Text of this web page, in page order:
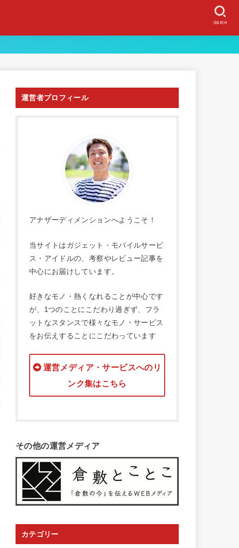
SEARCH
運営者プロフィール
アナザーディメンションへようこそ！
当サイトはガジェット・モバイルサービ
ス・アイドルの、考察やレビュー記事を
中心にお届けしています。
好きなモノ・熱くなれることが中心です
が、1つのことにこだわり過ぎず、フラ
ットなスタンスで様々なモノ・サービス
をお伝えすることにこだわっています
運営メディア・サービスへのリ
ンク集はこちら
その他の運営メディア
カテゴリー